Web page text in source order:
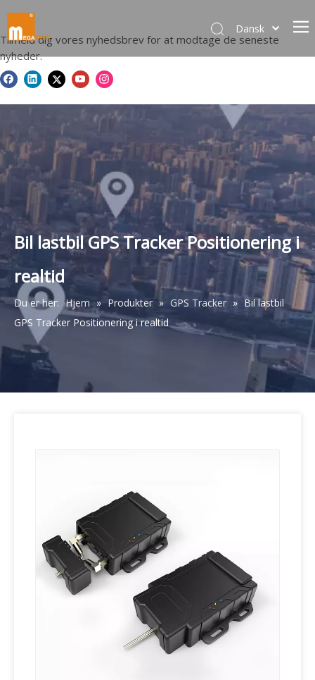
Dansk
Italiano
Deutsch
Português
Español
Pусский
Français
简体中文
English
Tilmeld dig vores nyhedsbrev for at modtage de seneste
nyheder.
Bil lastbil GPS Tracker Positionering i
realtid
Du er her: Hjem » Produkter » GPS Tracker » Bil lastbil
GPS Tracker Positionering i realtid